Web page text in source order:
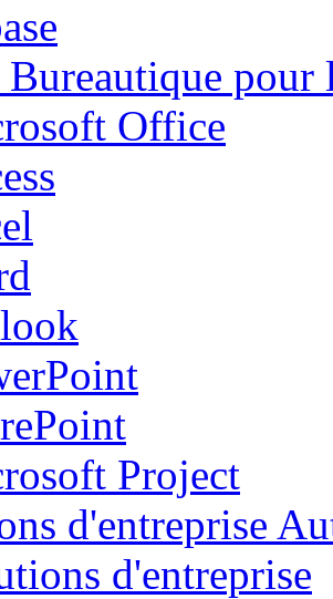
Bureautique pour
Office
Project
d'entreprise
d'entreprise